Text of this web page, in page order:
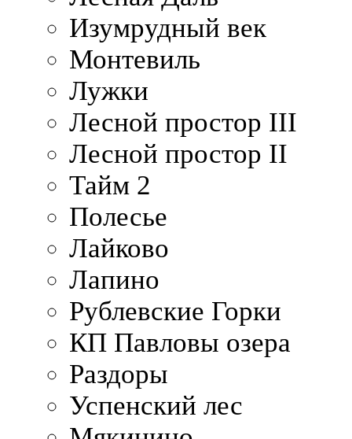
Изумрудный век
Монтевиль
Лужки
Лесной простор III
Лесной простор II
Тайм 2
Полесье
Лайково
Лапино
Рублевские Горки
КП Павловы озера
Раздоры
Успенский лес